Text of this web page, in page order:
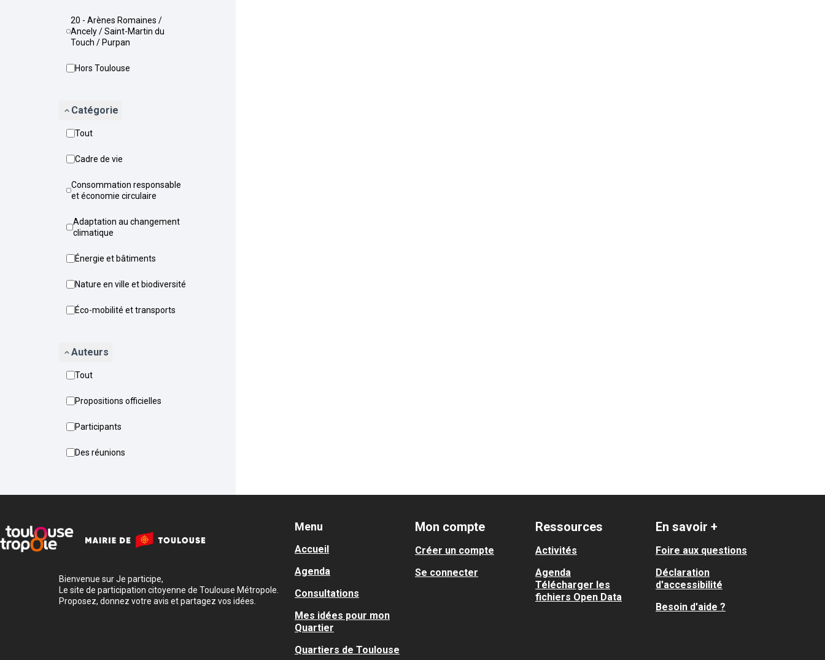
20 - Arènes Romaines /
Ancely / Saint-Martin du
Touch / Purpan
Hors Toulouse
Catégorie
Tout
Cadre de vie
Consommation responsable
et économie circulaire
Adaptation au changement
climatique
Énergie et bâtiments
Nature en ville et biodiversité
Éco-mobilité et transports
Auteurs
Tout
Propositions officielles
Participants
Des réunions
Bienvenue sur Je participe,
Le site de participation citoyenne de Toulouse Métropole.
Proposez, donnez votre avis et partagez vos idées.
Menu
Accueil
Agenda
Consultations
Mes idées pour mon
Quartier
Quartiers de Toulouse
Mon compte
Créer un compte
Se connecter
Ressources
Activités
Agenda
Télécharger les
fichiers Open Data
En savoir +
Foire aux questions
Déclaration
d'accessibilité
Besoin d'aide ?